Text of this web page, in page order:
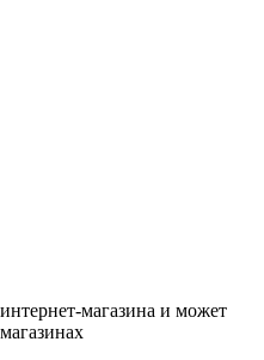
магазина и может